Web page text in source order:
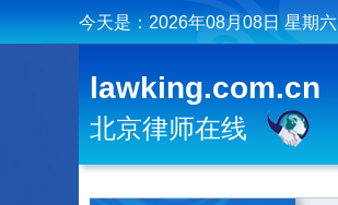
今天是： 2026年08月08日 星期六
lawking.com.cn
北京律师在线